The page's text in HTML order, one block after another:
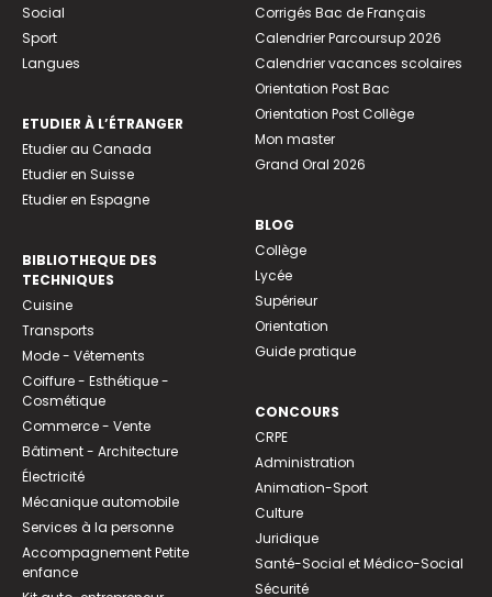
Social
Sport
Langues
ETUDIER À L’ÉTRANGER
Etudier au Canada
Etudier en Suisse
Etudier en Espagne
BIBLIOTHEQUE DES
TECHNIQUES
Cuisine
Transports
Mode - Vêtements
Coiffure - Esthétique -
Cosmétique
Commerce - Vente
Bâtiment - Architecture
Électricité
Mécanique automobile
Services à la personne
Accompagnement Petite
enfance
Corrigés Bac de Français
Calendrier Parcoursup 2026
Calendrier vacances scolaires
Orientation Post Bac
Orientation Post Collège
Mon master
Grand Oral 2026
BLOG
Collège
Lycée
Supérieur
Orientation
Guide pratique
CONCOURS
CRPE
Administration
Animation-Sport
Culture
Juridique
Santé-Social et Médico-Social
Sécurité